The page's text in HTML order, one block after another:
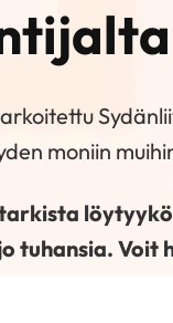
moniin
tuhansia. Voit